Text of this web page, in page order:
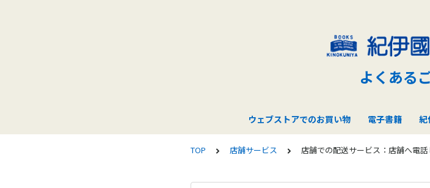
よくある
ウェブストアでのお買い物 電子書籍 紀
TOP 店舗サービス 店舗での配送サービス：店舗へ電